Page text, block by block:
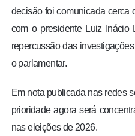
decisão foi comunicada cerca
com o presidente Luiz
repercussão das
o parlamentar.
Em nota publicada nas redes
prioridade agora será
nas eleições de 2026.